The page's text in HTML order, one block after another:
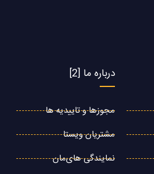
درباره ما [2]
مجوزها و تاییدیه ها
مشتریان ویستا
نمایندگی های‌مان